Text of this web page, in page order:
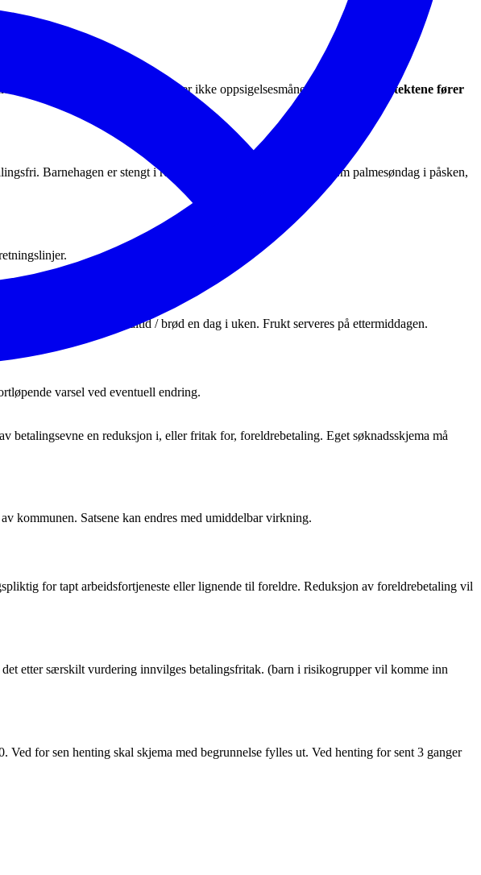
fra 1. i påfølgende måned. Juli er ikke oppsigelsesmåned.
Brudd på vedtektene fører
Barnehagen er stengt i romjulen f.o.m. lille julaften, og f.o.m palmesøndag i påsken,
drikke + et varmt måltid / brød en dag i uken. Frukt serveres på ettermiddagen.
varsel ved eventuell endring.
en reduksjon i, eller fritak for, foreldrebetaling. Eget søknadsskjema må
kommunen. Satsene kan endres med umiddelbar virkning.
for tapt arbeidsfortjeneste eller lignende til foreldre. Reduksjon av foreldrebetaling vil
etter særskilt vurdering innvilges betalingsfritak. (barn i risikogrupper vil komme inn
for sen henting skal skjema med begrunnelse fylles ut. Ved henting for sent 3 ganger